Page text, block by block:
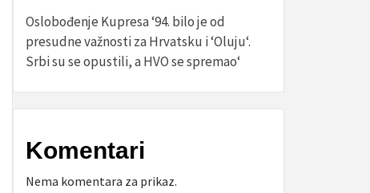
Oslobođenje Kupresa ‘94. bilo je od
presudne važnosti za Hrvatsku i ‘Oluju‘.
Srbi su se opustili, a HVO se spremao‘
Komentari
Nema komentara za prikaz.